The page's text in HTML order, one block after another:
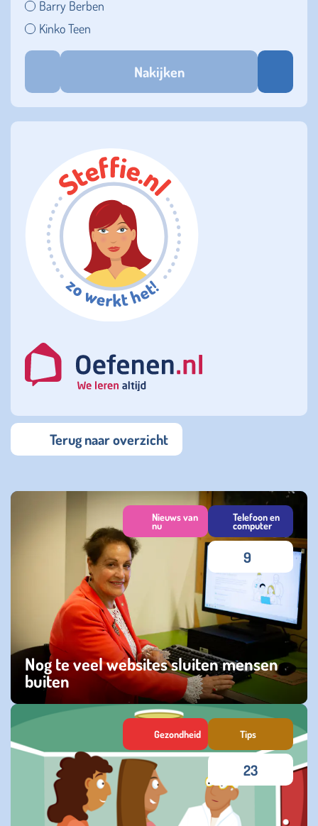
Barry Berben
Kinko Teen
Nakijken
Terug naar overzicht
Nog te veel websites sluiten mensen
buiten
woensdag 17 juni 2026
Nieuws van
nu
Telefoon en
computer
9
Gezondheid Tips
23